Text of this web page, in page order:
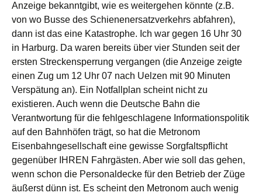
Anzeige bekanntgibt, wie es weitergehen könnte (z.B.
von wo Busse des Schienenersatzverkehrs abfahren),
dann ist das eine Katastrophe. Ich war gegen 16 Uhr 30
in Harburg. Da waren bereits über vier Stunden seit der
ersten Streckensperrung vergangen (die Anzeige zeigte
einen Zug um 12 Uhr 07 nach Uelzen mit 90 Minuten
Verspätung an). Ein Notfallplan scheint nicht zu
existieren. Auch wenn die Deutsche Bahn die
Verantwortung für die fehlgeschlagene Informationspolitik
auf den Bahnhöfen trägt, so hat die Metronom
Eisenbahngesellschaft eine gewisse Sorgfaltspflicht
gegenüber IHREN Fahrgästen. Aber wie soll das gehen,
wenn schon die Personaldecke für den Betrieb der Züge
äußerst dünn ist. Es scheint den Metronom auch wenig